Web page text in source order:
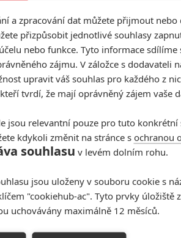
co poznal dřív - i oni mají své problémy, se
vypořádat, i oni tápají. A tak Charlieho
zahrát si na školního psychiatra. Neoficiálně si
záchodcích, kde ostatním spolužákům
či lásky. Sám posléze zaměří svou
Bohužel to je ale Susan, dcera školního
a ten Charlieho bytostně
Bartlett
Sarah Gadon
Herec
a zpracování dat můžete přijmout
přizpůsobit jednotlivé souhlasy
nebo funkce. Tyto informace
zájmu. V záložce s dodavateli
upravit váš souhlas pro každého z
tvrdí, že mají oprávněný zájem vaše
jsou relevantní pouze pro tuto
kdykoli změnit na stránce s ochranou
souhlasu v levém dolním rohu.
jsou uloženy v souboru cookie s
"cookiehub-ac". Tyto prvky úložiště
uchovávány maximálně 12 měsíců.